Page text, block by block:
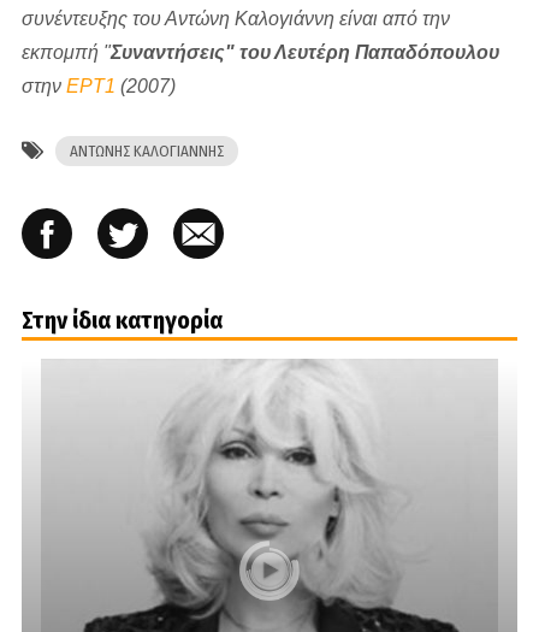
συνέντευξης του Αντώνη Καλογιάννη είναι από την
εκπομπή "Συναντήσεις" του Λευτέρη Παπαδόπουλου
στην ΕΡΤ1 (2007)
ΑΝΤΩΝΗΣ ΚΑΛΟΓΙΑΝΝΗΣ
Στην ίδια κατηγορία